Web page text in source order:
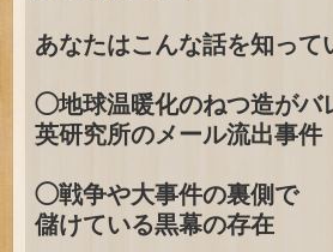
あなたはこんな話を知って
◯地球温暖化のねつ造がバ
英研究所のメール流出事件
◯戦争や大事件の裏側で
儲けている黒幕の存在